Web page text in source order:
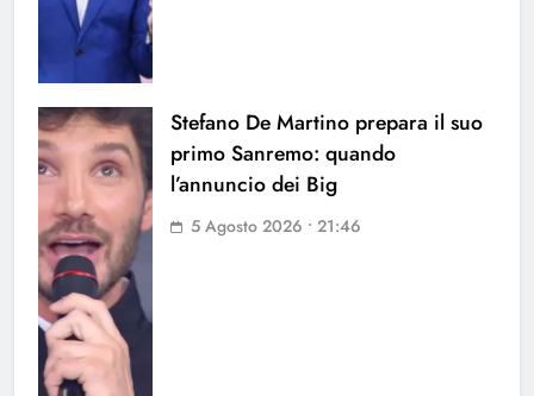
Stefano De Martino prepara il suo
primo Sanremo: quando
l’annuncio dei Big
5 Agosto 2026 • 21:46